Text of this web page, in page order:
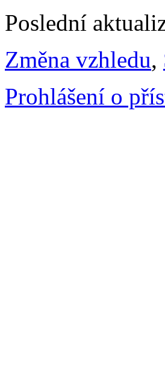
Poslední
Změna vzhledu,
Prohlášení o